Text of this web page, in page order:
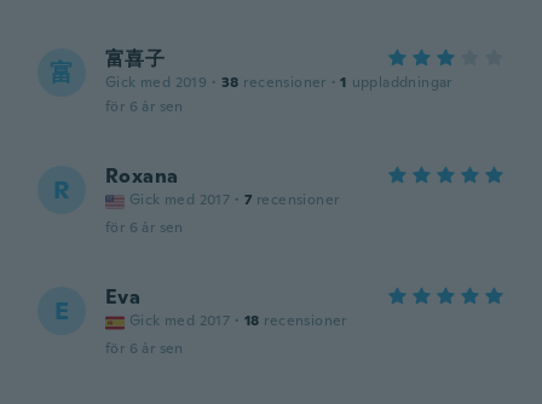
富 富喜子
Gick med 2019 · 38 recensioner · 1 uppladdningar
för 6 år sen
R Roxana
Gick med 2017 · 7 recensioner
för 6 år sen
E Eva
Gick med 2017 · 18 recensioner
för 6 år sen